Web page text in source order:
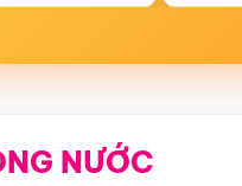
NƯỚC
Điểm nổi bật